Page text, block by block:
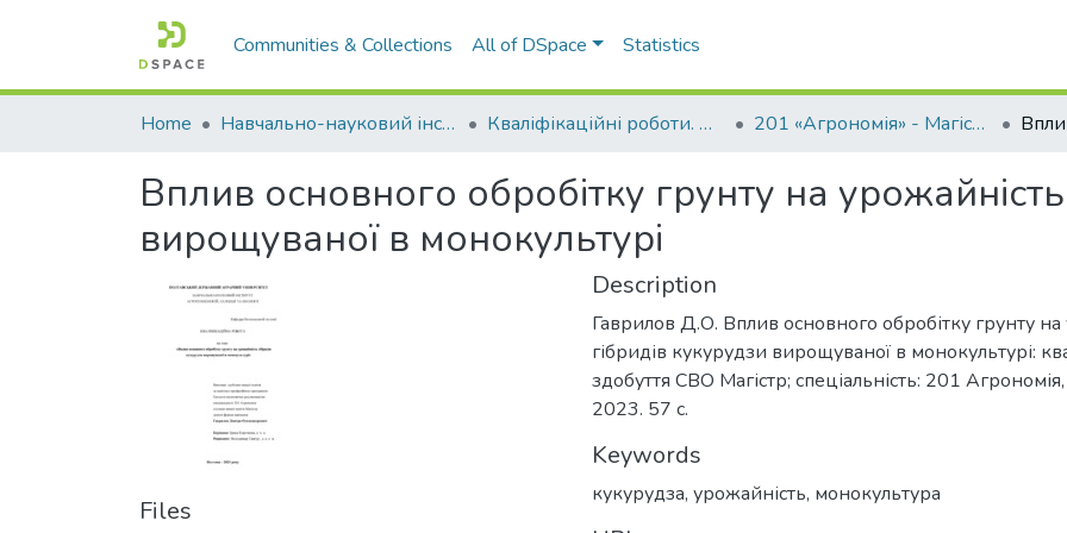
Communities & Collections All of DSpace Statistics
Home Навчально-науковий інститут агротехнологій, селекції та екології Кваліфікаційні роботи. ННІ агротехнологій, селекції та екології 201 «Агрономія» - Магістри 2023-2024
Вплив основного обробітку грунту на
вирощуваної в монокультурі
Files
Description
Гаврилов Д.О. Вплив основного обробітку грунту на
гібридів кукурудзи вирощуваної в монокультурі:
здобуття СВО Магістр; спеціальність: 201
2023. 57 с.
Keywords
кукурудза, урожайність, монокультура